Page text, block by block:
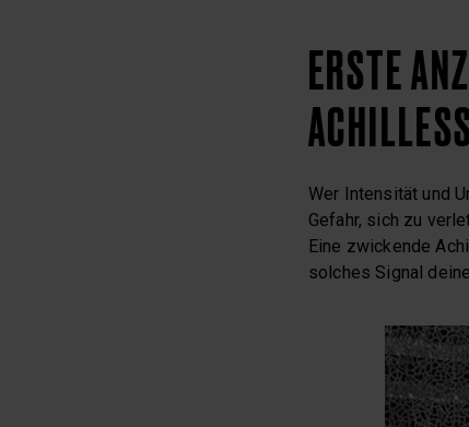
ERSTE
Wer Intensität und
Gefahr, sich zu
Eine zwickende
solches Signal